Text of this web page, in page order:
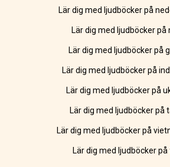
Lär dig med ljudböcker på
Lär dig med ljudböcker på
Lär dig med ljudböcker på
Lär dig med ljudböcker på
Lär dig med ljudböcker på
Lär dig med ljudböcker på
Lär dig med ljudböcker på
Lär dig med ljudböcker på